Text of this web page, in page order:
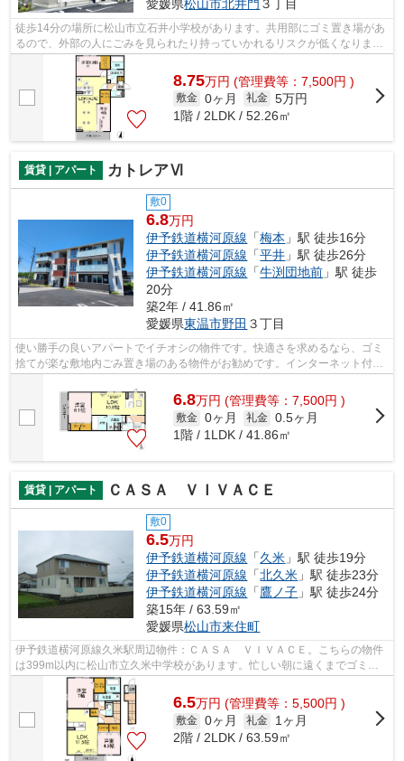
愛媛県松山市北井門 ３丁目
徒歩14分の場所に松山市立石井小学校があります。共用部にゴミ置き場があ
るので、外部の人にごみを見られたり持っていかれるリスクが低くなりま
す。こちらの物件では初期費用をカード...
8.75万円 (管理費等：7,500円 )
敷金 0ヶ月 礼金 5万円
1階 / 2LDK / 52.26㎡
賃貸 | アパート カトレアⅥ
敷0
6.8万円
伊予鉄道横河原線 「梅本 」駅 徒歩16分
伊予鉄道横河原線 「平井 」駅 徒歩26分
伊予鉄道横河原線 「牛渕団地前 」駅 徒歩
20分
築2年 / 41.86㎡
愛媛県東温市野田 ３丁目
使い勝手の良いアパートでイチオシの物件です。快適さを求めるなら、ゴミ
捨てが楽な敷地内ごみ置き場のある物件がお勧めです。インターネット付き
の物件です。東温市エリアにある賃貸...
6.8万円 (管理費等：7,500円 )
敷金 0ヶ月 礼金 0.5ヶ月
1階 / 1LDK / 41.86㎡
賃貸 | アパート ＣＡＳＡ ＶＩＶＡＣＥ
敷0
6.5万円
伊予鉄道横河原線 「久米 」駅 徒歩19分
伊予鉄道横河原線 「北久米 」駅 徒歩23分
伊予鉄道横河原線 「鷹ノ子 」駅 徒歩24分
築15年 / 63.59㎡
愛媛県松山市来住町
伊予鉄道横河原線久米駅周辺物件：ＣＡＳＡ ＶＩＶＡＣＥ。こちらの物件
は399m以内に松山市立久米中学校があります。忙しい朝に遠くまでゴミ捨
てに行かずに済むように、共用部にゴミ...
6.5万円 (管理費等：5,500円 )
敷金 0ヶ月 礼金
1ヶ月
2階 / 2LDK / 63.59㎡